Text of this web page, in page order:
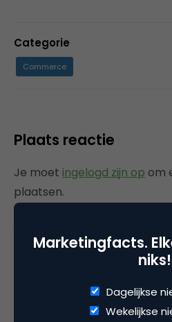
Categorie
Commerce
Plaats reactie
Je moet ingelogd zijn op om
plaatsen.
Gerelateerde artikelen
Rebel
Wake-
Marketingfacts.
niks!
Dagelijkse
Wekelijkse